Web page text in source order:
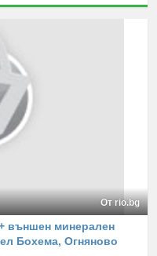
От rio.bg
външен минерален
Бохема, Огняново